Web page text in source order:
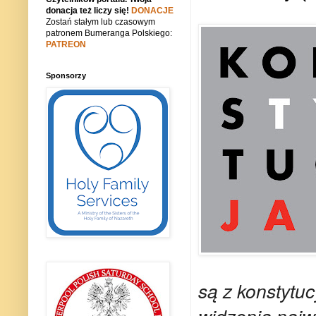
są z
donacja też liczy się! DONACJE
Zostań stałym lub czasowym
patronem Bumeranga Polskiego:
PATREON
Sponsorzy